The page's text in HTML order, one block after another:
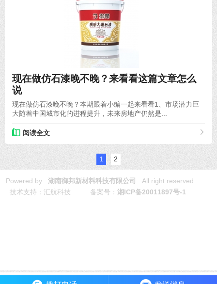
现在做仿石漆晚不晚？来看看这篇文章怎么
说
现在做仿石漆晚不晚？本期跟着小编一起来看看1、市场潜力巨
大随着中国城市化的进程提升，未来房地产仍然是...
阅读全文
1 2
Powered by 湖南御邦新材料科技有限公司
All right reserved
技术支持：汇航科技 备案号： 湘ICP备20011897号-1